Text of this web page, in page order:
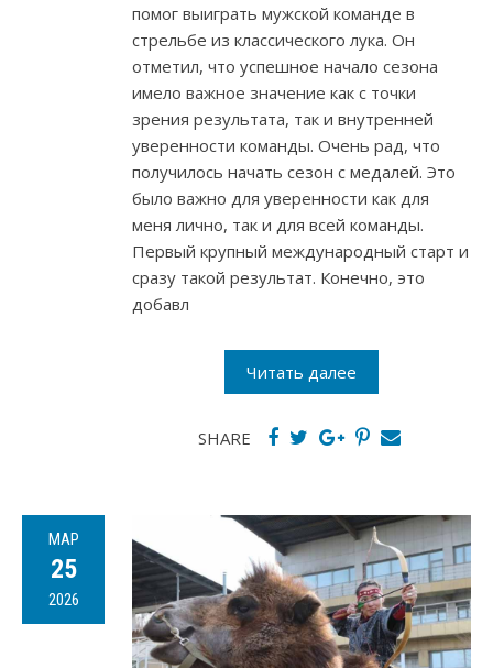
помог выиграть мужской команде в
стрельбе из классического лука. Он
отметил, что успешное начало сезона
имело важное значение как с точки
зрения результата, так и внутренней
уверенности команды. Очень рад, что
получилось начать сезон с медалей. Это
было важно для уверенности как для
меня лично, так и для всей команды.
Первый крупный международный старт и
сразу такой результат. Конечно, это
добавл
Читать далее
SHARE
МАР
25
2026